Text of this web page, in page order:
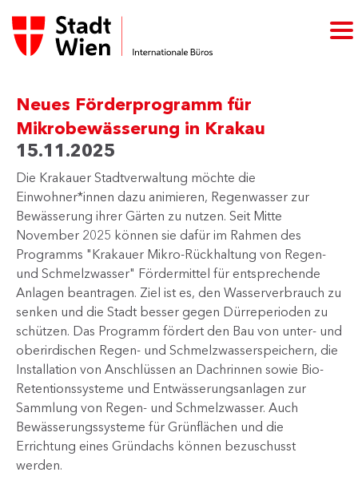
Neues Förderprogramm für
Mikrobewässerung in Krakau
15.11.2025
Die Krakauer Stadtverwaltung möchte die
Einwohner*innen dazu animieren, Regenwasser zur
Bewässerung ihrer Gärten zu nutzen. Seit Mitte
November 2025 können sie dafür im Rahmen des
Programms "Krakauer Mikro-Rückhaltung von Regen-
und Schmelzwasser" Fördermittel für entsprechende
Anlagen beantragen. Ziel ist es, den Wasserverbrauch zu
senken und die Stadt besser gegen Dürreperioden zu
schützen. Das Programm fördert den Bau von unter- und
oberirdischen Regen- und Schmelzwasserspeichern, die
Installation von Anschlüssen an Dachrinnen sowie Bio-
Retentionssysteme und Entwässerungsanlagen zur
Sammlung von Regen- und Schmelzwasser. Auch
Bewässerungssysteme für Grünflächen und die
Errichtung eines Gründachs können bezuschusst
werden.